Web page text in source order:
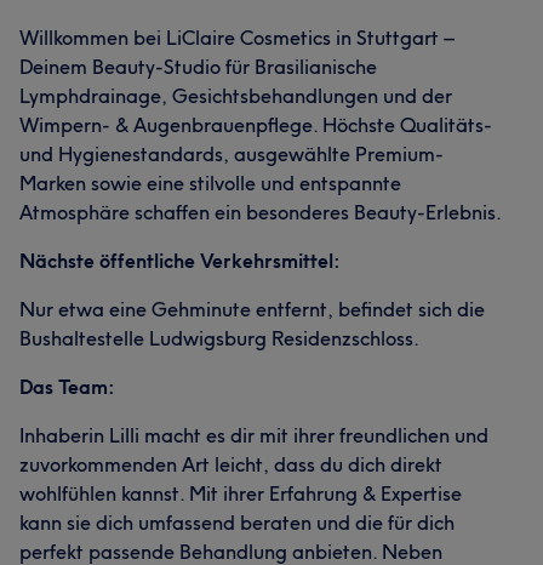
Willkommen bei LiClaire Cosmetics in Stuttgart –
Deinem Beauty-Studio für Brasilianische
Lymphdrainage, Gesichtsbehandlungen und der
Wimpern- & Augenbrauenpflege. Höchste Qualitäts-
und Hygienestandards, ausgewählte Premium-
Marken sowie eine stilvolle und entspannte
Atmosphäre schaffen ein besonderes Beauty-Erlebnis.
Nächste öffentliche Verkehrsmittel:
Nur etwa eine Gehminute entfernt, befindet sich die
Bushaltestelle Ludwigsburg Residenzschloss.
Das Team:
Inhaberin Lilli macht es dir mit ihrer freundlichen und
zuvorkommenden Art leicht, dass du dich direkt
wohlfühlen kannst. Mit ihrer Erfahrung & Expertise
kann sie dich umfassend beraten und die für dich
perfekt passende Behandlung anbieten. Neben